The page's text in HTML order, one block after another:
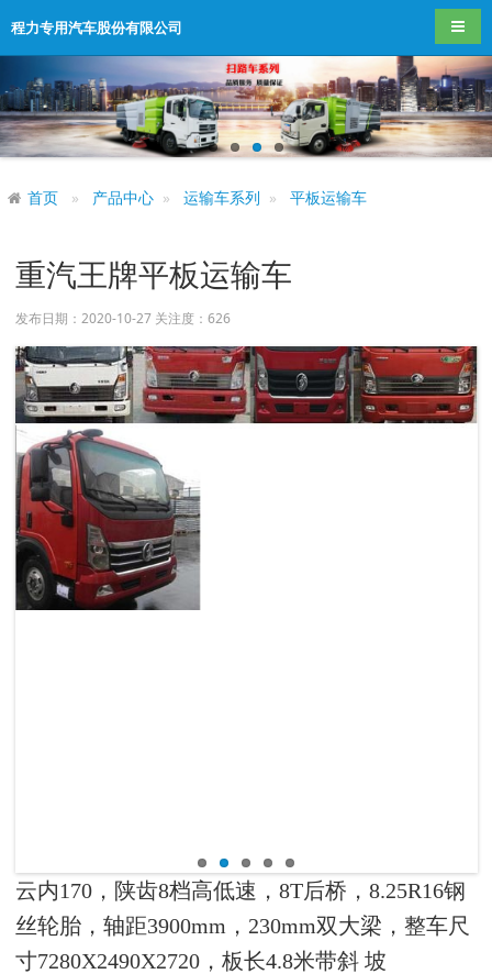
程力专用汽车股份有限公司 导航
首页 产品中心 运输车系列 平板运输车
重汽王牌平板运输车
发布日期：2020-10-27 关注度： 626
云内170，陕齿8档高低速，8T后桥，8.25R16钢
丝轮胎，轴距3900mm，230mm双大梁，整车尺
寸7280X2490X2720，板长4.8米带斜 坡